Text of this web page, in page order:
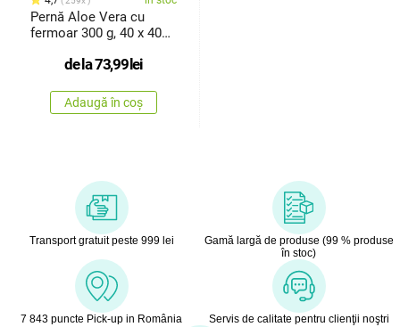
Pernă Aloe Vera cu
fermoar 300 g, 40 x 40
de la73,99lei
Adaugă în coș
Transport gratuit peste 999 lei
Gamă largă de produse (99 % produse
în stoc)
7 843 puncte Pick-up in România Servis de calitate pentru clienţii noştri